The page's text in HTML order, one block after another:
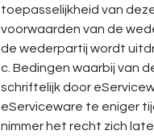
toepasselijkheid van
voorwaarden van de
de wederpartij wordt
c. Bedingen waarbij van
schriftelijk door
eServiceware te eniger
nimmer het recht zich